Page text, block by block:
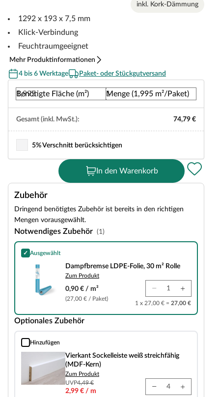
inkl. Kork-Dämmung
1292 x 193 x 7,5 mm
Klick-Verbindung
Feuchtraumgeeignet
Mehr Produktinformationen
4 bis 6 Werktage
Paket- oder Stückgutversand
Benötigte Fläche (m²) Menge (1,995 m²/Paket)
Gesamt (inkl. MwSt.): 74,79 €
5% Verschnitt berücksichtigen
In den Warenkorb
Zubehör
Dringend benötigtes Zubehör ist bereits in den richtigen
Mengen vorausgewählt.
Notwendiges Zubehör (1)
✓ Ausgewählt
Dampfbremse LDPE-Folie, 30 m² Rolle
Dampfbremse LDPE-Folie, 30 m² Rolle
Zum Produkt
0,90 € / m²
(27,00 € / Paket)
1 x 27,00 € = 27,00 €
Optionales Zubehör
Hinzufügen
Vierkant Sockelleiste weiß streichfähig (MDF-Kern)
Vierkant Sockelleiste weiß streichfähig
(MDF-Kern)
Zum Produkt
UVP4,49 €
2,99 € / m